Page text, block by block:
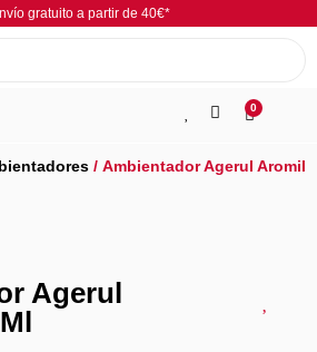
gratuito a partir de 40€*
0
/ Ambientador Agerul Aromil
Agerul